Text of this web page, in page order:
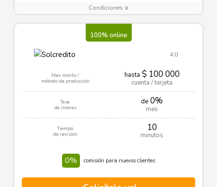
Condiciones ∨
100% online
4.0
Max monto /
método de producción
hasta $ 100 000
cuenta / tarjeta
Tasa
de interes
de 0%
mes
Tiempo
de revisión
10
minutos
0% comisión para nuevos clientes